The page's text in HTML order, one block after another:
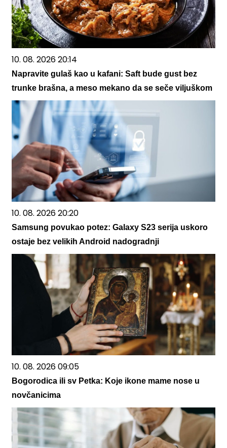
10. 08. 2026 20:14
Napravite gulaš kao u kafani: Saft bude gust bez
trunke brašna, a meso mekano da se seče viljuškom
10. 08. 2026 20:20
Samsung povukao potez: Galaxy S23 serija uskoro
ostaje bez velikih Android nadogradnji
10. 08. 2026 09:05
Bogorodica ili sv Petka: Koje ikone mame nose u
novčanicima